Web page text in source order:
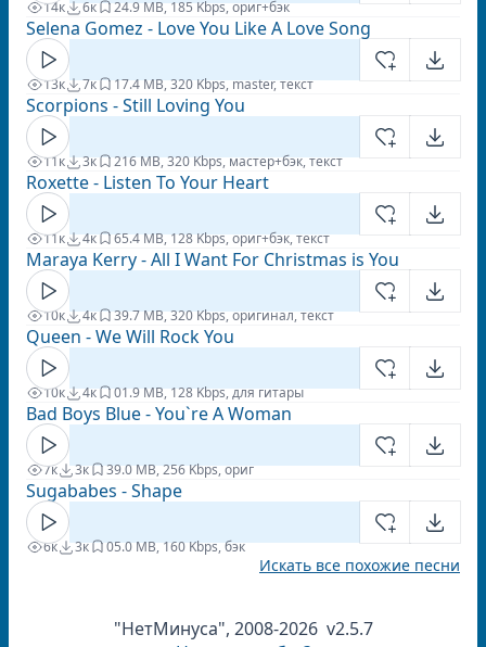
14к 6к 24.9 MB, 185 Kbps, ориг+бэк
Selena Gomez - Love You Like A Love Song
13к 7к 17.4 MB, 320 Kbps, master, текст
Scorpions - Still Loving You
11к 3к 216 MB, 320 Kbps, мастер+бэк, текст
Roxette - Listen To Your Heart
11к 4к 65.4 MB, 128 Kbps, ориг+бэк, текст
Maraya Kerry - All I Want For Christmas is You
10к 4к 39.7 MB, 320 Kbps, оригинал, текст
Queen - We Will Rock You
10к 4к 01.9 MB, 128 Kbps, для гитары
Bad Boys Blue - You`re A Woman
7к 3к 39.0 MB, 256 Kbps, ориг
Sugababes - Shape
6к 3к 05.0 MB, 160 Kbps, бэк
Искать все похожие песни
"НетМинуса", 2008-2026 v2.5.7